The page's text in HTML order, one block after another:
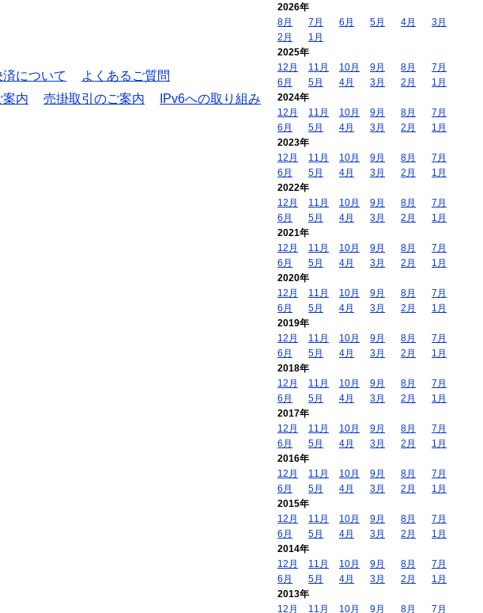
について
よくあるご質問
内 売掛取引のご案内
IPv6への取り組み
2026年
8月
7月 6月 5月 4月
3月
2月
1月
2025年
12月
11月 10月 9月 8月
7月
6月
5月 4月 3月 2月
1月
2024年
12月
11月 10月 9月 8月
7月
6月
5月 4月 3月 2月
1月
2023年
12月
11月 10月 9月 8月
7月
6月
5月 4月 3月 2月
1月
2022年
12月
11月 10月 9月 8月
7月
6月
5月 4月 3月 2月
1月
2021年
12月
11月 10月 9月 8月
7月
6月
5月 4月 3月 2月
1月
2020年
12月
11月 10月 9月 8月
7月
6月
5月 4月 3月 2月
1月
2019年
12月
11月 10月 9月 8月
7月
6月
5月 4月 3月 2月
1月
2018年
12月
11月 10月 9月 8月
7月
6月
5月 4月 3月 2月
1月
2017年
12月
11月 10月 9月 8月
7月
6月
5月 4月 3月 2月
1月
2016年
12月
11月 10月 9月 8月
7月
6月
5月 4月 3月 2月
1月
2015年
12月
11月 10月 9月 8月
7月
6月
5月 4月 3月 2月
1月
2014年
12月
11月 10月 9月 8月
7月
6月
5月 4月 3月 2月
1月
2013年
12月
11月 10月 9月 8月 7月